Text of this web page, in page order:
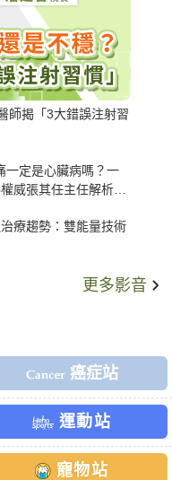
師揭「3大錯誤注射習
一定是心臟病嗎？一
威張其任主任解析支
療趨勢：雙能量技術
更多影音
癌症站
運動站
寵物站